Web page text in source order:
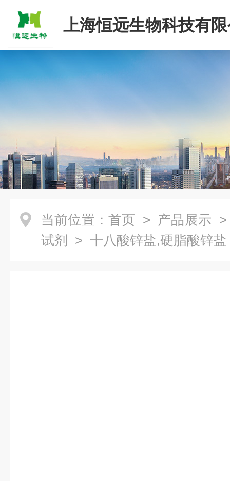
上海恒远生物科技有
当前位置： 首页 > 产品展示
试剂
> 十八酸锌盐,硬脂酸锌盐